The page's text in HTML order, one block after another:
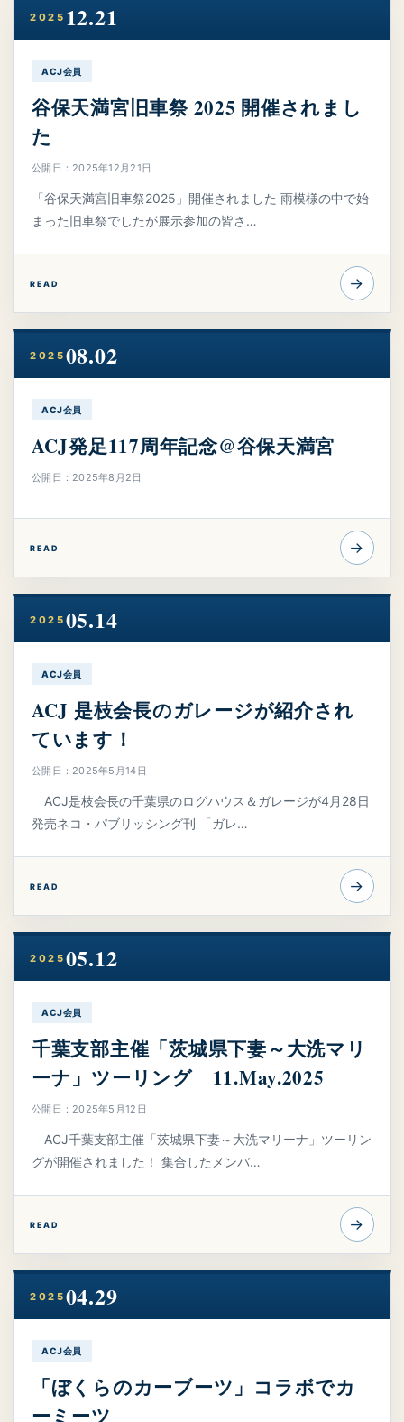
2025 12.21
ACJ会員
谷保天満宮旧車祭 2025 開催されまし
た
公開日：2025年12月21日
「谷保天満宮旧車祭2025」開催されました 雨模様の中で始
まった旧車祭でしたが展示参加の皆さ…
READ →
2025 08.02
ACJ会員
ACJ発足117周年記念@谷保天満宮
公開日：2025年8月2日
READ →
2025 05.14
ACJ会員
ACJ 是枝会長のガレージが紹介され
ています！
公開日：2025年5月14日
ACJ是枝会長の千葉県のログハウス＆ガレージが4月28日
発売ネコ・パブリッシング刊 「ガレ…
READ →
2025 05.12
ACJ会員
千葉支部主催「茨城県下妻～大洗マリ
ーナ」ツーリング 11.May.2025
公開日：2025年5月12日
ACJ千葉支部主催「茨城県下妻～大洗マリーナ」ツーリン
グが開催されました！ 集合したメンバ…
READ →
2025 04.29
ACJ会員
「ぼくらのカーブーツ」コラボでカ
ーミーツ